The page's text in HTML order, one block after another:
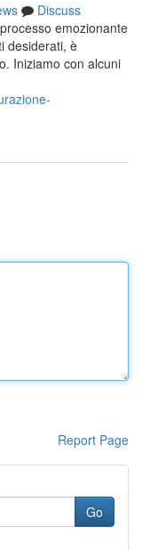
Discuss
emozionante
desiderati, è
Iniziamo con alcuni
Report Page
Go